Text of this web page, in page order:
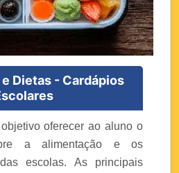
Dietas - Cardápios
oferecer ao aluno o
a alimentação e os
escolas. As principais